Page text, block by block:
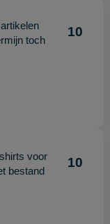
toch
10
voor
bestand
10